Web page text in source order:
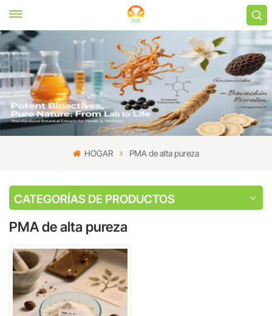
HOGAR PMA de alta pureza
CATEGORÍAS DE PRODUCTOS
PMA de alta pureza